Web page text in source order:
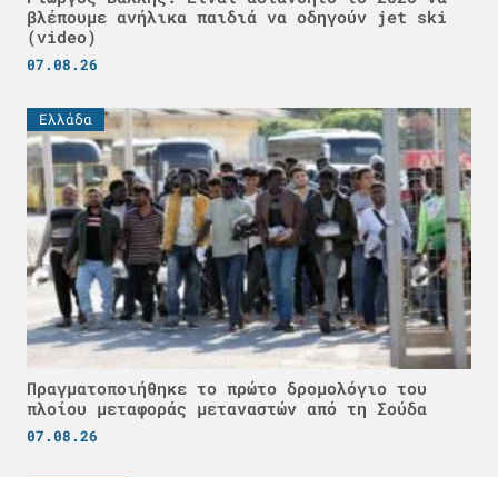
βλέπουμε ανήλικα παιδιά να οδηγούν jet ski
(video)
07.08.26
Ελλάδα
Πραγματοποιήθηκε το πρώτο δρομολόγιο του
πλοίου μεταφοράς μεταναστών από τη Σούδα
07.08.26